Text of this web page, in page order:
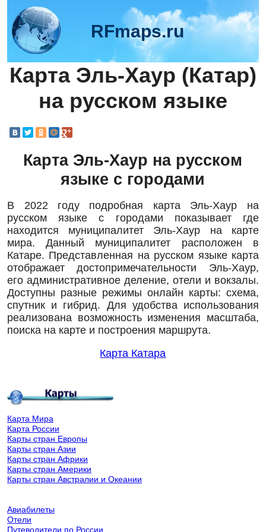
RFmaps.ru
Карта Эль-Хаур (Катар)
на русском языке
Карта Эль-Хаур на русском
языке с городами
В 2022 году подробная карта Эль-Хаур на
русском языке с городами показывает где
находится муниципалитет Эль-Хаур на карте
мира. Данный муниципалитет расположен в
Катаре. Представленная на русском языке карта
отображает достопримечательности Эль-Хаур,
его административное деление, отели и вокзалы.
Доступны разные режимы онлайн карты: схема,
спутник и гибрид. Для удобства использования
реализована возможность изменения масштаба,
поиска на карте и построения маршрута.
Карта Катара
Карта Мира
Карта России
Карты стран Европы
Карты стран Азии
Карты стран Африки
Карты стран Америки
Карты стран Австралии и Океании
Авиабилеты
Отели
Путеводители по России